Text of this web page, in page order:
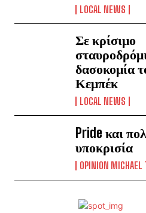
LOCAL NEWS
Σε κρίσιμο
δασοκομία
Κεμπέκ
LOCAL NEWS
Pride και
υποκρισία
OPINION MICHAEL